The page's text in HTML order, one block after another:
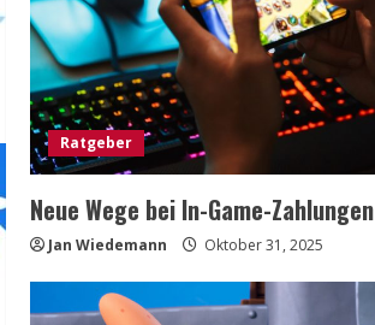
Ratgeber
Neue Wege bei In-Game-Zahlungen
Jan Wiedemann Oktober 31, 2025